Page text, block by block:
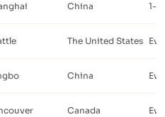
China 1-2
The United States
China
Canada